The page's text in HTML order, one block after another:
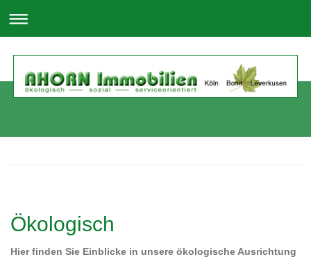
Ökologisch
Hier finden Sie Einblicke in unsere ökologische Ausrichtung